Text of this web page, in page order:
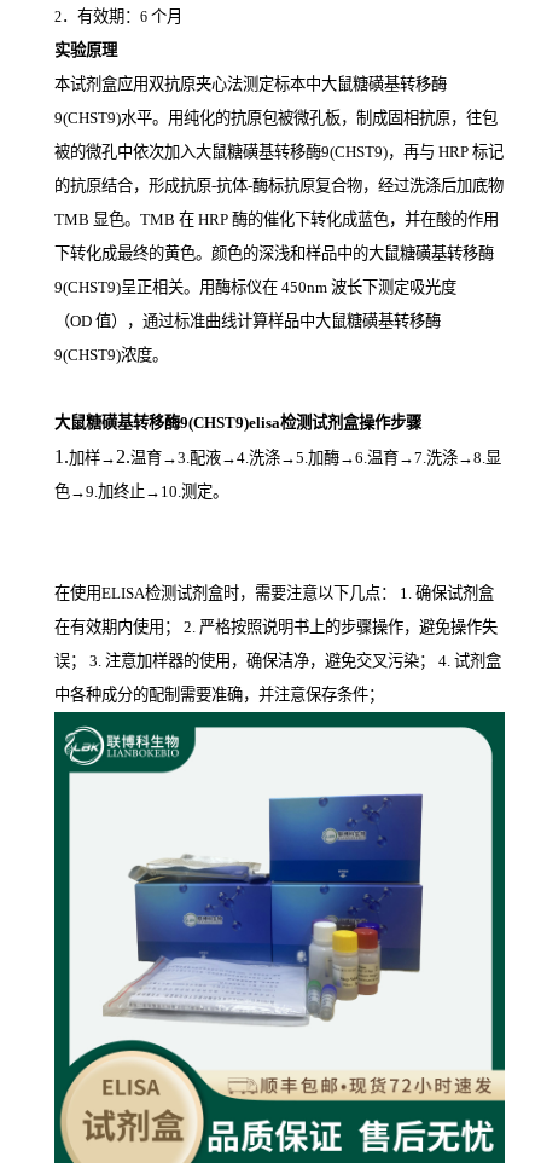
2．有效期： 6 个月
实验原理
本试剂盒应用双抗原夹心法测定标本中大鼠糖磺基转移酶
9(CHST9)水平。用纯化的抗原包被微孔板，制成固相抗原，往包
被的微孔中依次加入大鼠糖磺基转移酶9(CHST9)，再与 HRP 标记
的抗原结合，形成抗原-抗体-酶标抗原复合物，经过洗涤后加底物
TMB 显色。 TMB 在 HRP 酶的催化下转化成蓝色，并在酸的作用
下转化成最终的黄色。颜色的深浅和样品中的大鼠糖磺基转移酶
9(CHST9)呈正相关。用酶标仪在 450nm 波长下测定吸光度
（OD 值），通过标准曲线计算样品中大鼠糖磺基转移酶
9(CHST9)浓度。
大鼠糖磺基转移酶9(CHST9)elisa检测试剂盒操作步骤
1.加样→ 2.温育→3.配液→4.洗涤→5.加酶→6.温育→7.洗涤→8.显
色→9.加终止→10.测定。
在使用ELISA检测试剂盒时，需要注意以下几点： 1. 确保试剂盒
在有效期内使用； 2. 严格按照说明书上的步骤操作，避免操作失
误； 3. 注意加样器的使用，确保洁净，避免交叉污染； 4. 试剂盒
中各种成分的配制需要准确，并注意保存条件；